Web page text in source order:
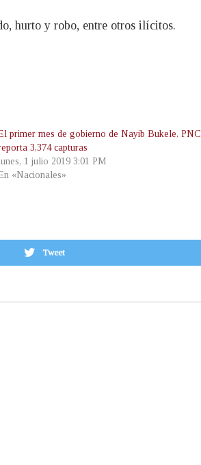
hurto y robo, entre otros ilícitos.
primer mes de gobierno de Nayib Bukele, PNC
3,374 capturas
1 julio 2019 3:01 PM
«Nacionales»
Tweet